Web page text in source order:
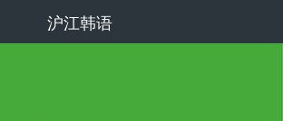
沪江韩语